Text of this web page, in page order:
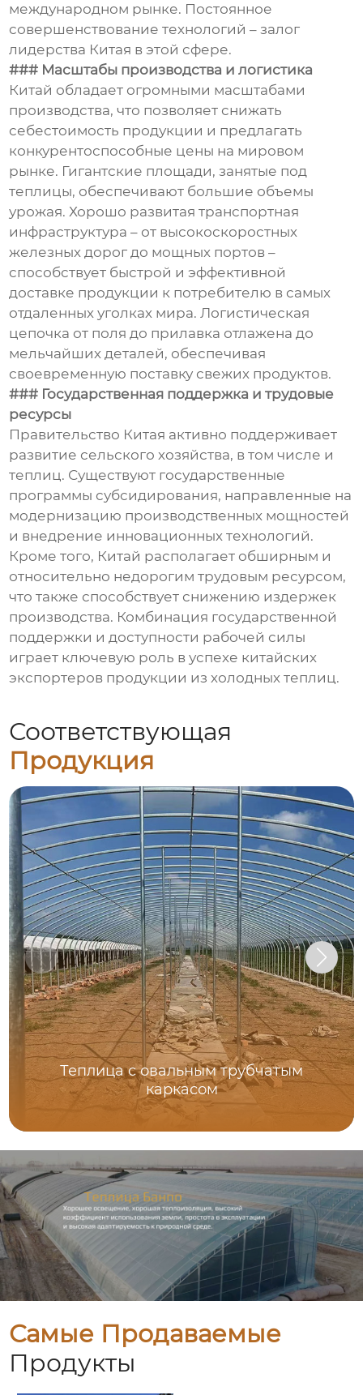
международном рынке. Постоянное
совершенствование технологий – залог
лидерства Китая в этой сфере.
### Масштабы производства и логистика
Китай обладает огромными масштабами
производства, что позволяет снижать
себестоимость продукции и предлагать
конкурентоспособные цены на мировом
рынке. Гигантские площади, занятые под
теплицы, обеспечивают большие объемы
урожая. Хорошо развитая транспортная
инфраструктура – от высокоскоростных
железных дорог до мощных портов –
способствует быстрой и эффективной
доставке продукции к потребителю в самых
отдаленных уголках мира. Логистическая
цепочка от поля до прилавка отлажена до
мельчайших деталей, обеспечивая
своевременную поставку свежих продуктов.
### Государственная поддержка и трудовые
ресурсы
Правительство Китая активно поддерживает
развитие сельского хозяйства, в том числе и
теплиц. Существуют государственные
программы субсидирования, направленные на
модернизацию производственных мощностей
и внедрение инновационных технологий.
Кроме того, Китай располагает обширным и
относительно недорогим трудовым ресурсом,
что также способствует снижению издержек
производства. Комбинация государственной
поддержки и доступности рабочей силы
играет ключевую роль в успехе китайских
экспортеров продукции из холодных теплиц.
Соответствующая
Продукция
Теплица с овальным трубчатым
каркасом
Самые Продаваемые
Продукты